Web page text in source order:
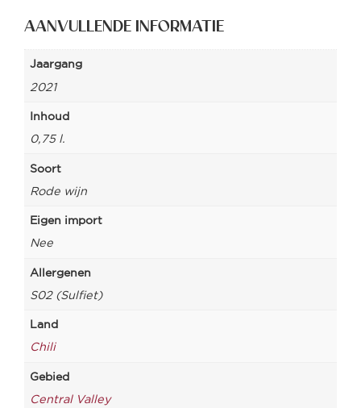
AANVULLENDE INFORMATIE
Jaargang
2021
Inhoud
0,75 l.
Soort
Rode wijn
Eigen import
Nee
Allergenen
S02 (Sulfiet)
Land
Chili
Gebied
Central Valley